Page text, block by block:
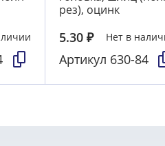
рез), оцинк
5.30 ₽ Нет в
Артикул 630-84